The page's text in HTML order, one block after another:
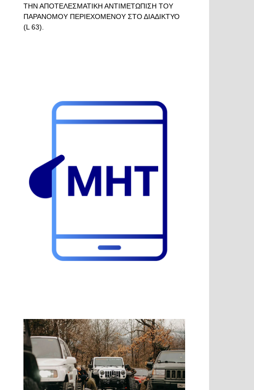
ΤΗΝ ΑΠΟΤΕΛΕΣΜΑΤΙΚΗ ΑΝΤΙΜΕΤΩΠΙΣΗ ΤΟΥ
ΠΑΡΑΝΟΜΟΥ ΠΕΡΙΕΧΟΜΕΝΟΥ ΣΤΟ ΔΙΑΔΙΚΤΥΟ
(L 63).